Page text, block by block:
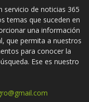
servicio de noticias 365
temas que suceden en
una información
que permita a nuestros
para conocer la
Ese es nuestro